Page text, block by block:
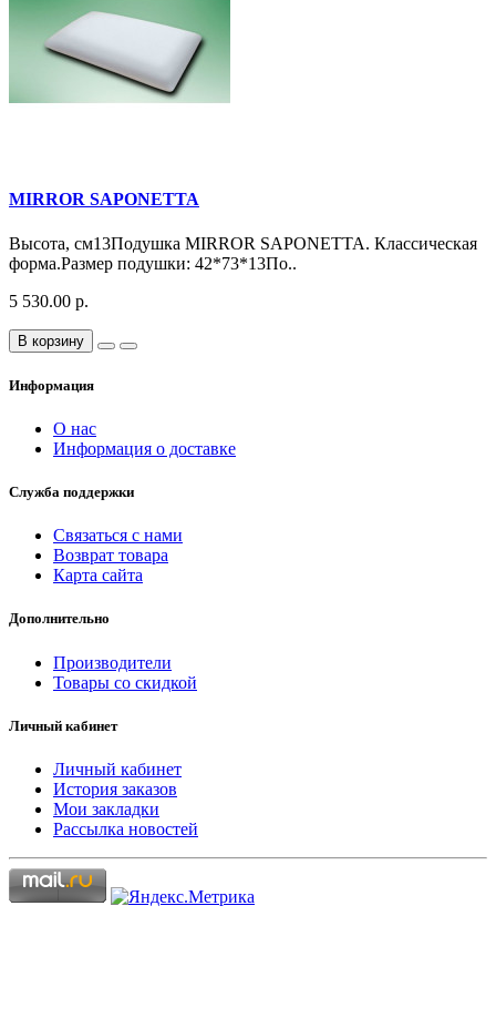
MIRROR SAPONETTA
Высота, см13Подушка MIRROR SAPONETTA. Классическая
форма.Размер подушки: 42*73*13По..
5 530.00 р.
В корзину
Информация
О нас
Информация о доставке
Служба поддержки
Связаться с нами
Возврат товара
Карта сайта
Дополнительно
Производители
Товары со скидкой
Личный кабинет
Личный кабинет
История заказов
Мои закладки
Рассылка новостей